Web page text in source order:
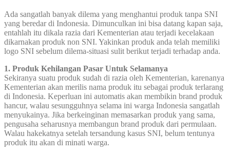
Ada sangatlah banyak dilema yang menghantui produk tanpa SNI
yang beredar di Indonesia. Dimunculkan ini bisa datang kapan saja,
entahlah itu dikala razia dari Kementerian atau terjadi kecelakaan
dikarnakan produk non SNI. Yakinkan produk anda telah memiliki
logo SNI sebelum dilema-situasi sulit berikut terjadi terhadap anda.
1. Produk Kehilangan Pasar Untuk Selamanya
Sekiranya suatu produk sudah di razia oleh Kementerian, karenanya
Kementerian akan merilis nama produk itu sebagai produk terlarang
di Indonesia. Keperluan ini automatis akan membikin brand produk
hancur, walau sesungguhnya selama ini warga Indonesia sangatlah
menyukainya. Jika berkeinginan memasarkan produk yang sama,
pengusaha seharusnya membangun brand produk dari permulaan.
Walau hakekatnya setelah tersandung kasus SNI, belum tentunya
produk itu akan di minati warga.